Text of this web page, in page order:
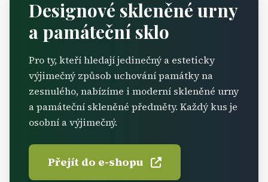
Designové skleněné urny
a památeční sklo
Pro ty, kteří hledají jedinečný a esteticky
výjimečný způsob uchování památky na
zesnulého, nabízíme i moderní skleněné urny
a památeční skleněné předměty. Každý kus je
osobní a výjimečný.
Přejít do e-shopu